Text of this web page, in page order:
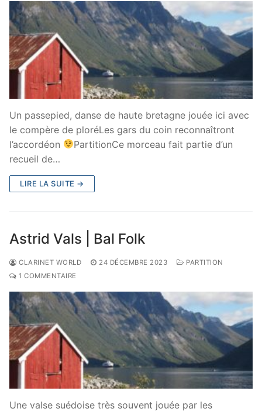
Un passepied, danse de haute bretagne jouée ici avec
le compère de ploréLes gars du coin reconnaîtront
l’accordéon
PartitionCe morceau fait partie d’un
recueil de…
LIRE LA SUITE →
Astrid Vals | Bal Folk
CLARINET WORLD 24 DÉCEMBRE 2023
PARTITION
1 COMMENTAIRE
Une valse suédoise très souvent jouée par les